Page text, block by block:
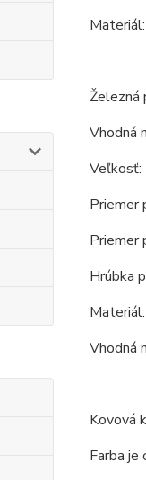
Železná
Vhodná
Veľkosť:
Priemer
Priemer
Hrúbka
Vhodná
Kovová
Farba je